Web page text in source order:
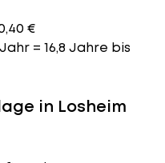
€
= 16,8 Jahre bis
in Losheim